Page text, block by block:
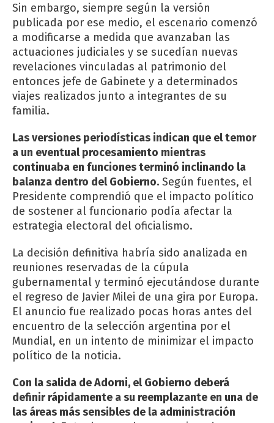
Sin embargo, siempre según la versión
publicada por ese medio, el escenario comenzó
a modificarse a medida que avanzaban las
actuaciones judiciales y se sucedían nuevas
revelaciones vinculadas al patrimonio del
entonces jefe de Gabinete y a determinados
viajes realizados junto a integrantes de su
familia.
Las versiones periodísticas indican que el temor
a un eventual procesamiento mientras
continuaba en funciones terminó inclinando la
balanza dentro del Gobierno. Según fuentes, el
Presidente comprendió que el impacto político
de sostener al funcionario podía afectar la
estrategia electoral del oficialismo.
La decisión definitiva habría sido analizada en
reuniones reservadas de la cúpula
gubernamental y terminó ejecutándose durante
el regreso de Javier Milei de una gira por Europa.
El anuncio fue realizado pocas horas antes del
encuentro de la selección argentina por el
Mundial, en un intento de minimizar el impacto
político de la noticia.
Con la salida de Adorni, el Gobierno deberá
definir rápidamente a su reemplazante en una de
las áreas más sensibles de la administración